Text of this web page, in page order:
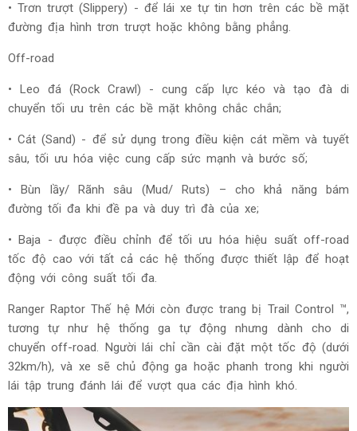
• Trơn trượt (Slippery) - để lái xe tự tin hơn trên các bề mặt
đường địa hình trơn trượt hoặc không bằng phẳng.
Off-road
• Leo đá (Rock Crawl) - cung cấp lực kéo và tạo đà di
chuyển tối ưu trên các bề mặt không chắc chắn;
• Cát (Sand) - để sử dụng trong điều kiện cát mềm và tuyết
sâu, tối ưu hóa việc cung cấp sức mạnh và bước số;
• Bùn lầy/ Rãnh sâu (Mud/ Ruts) – cho khả năng bám
đường tối đa khi đề pa và duy trì đà của xe;
• Baja - được điều chỉnh để tối ưu hóa hiệu suất off-road
tốc độ cao với tất cả các hệ thống được thiết lập để hoạt
động với công suất tối đa.
Ranger Raptor Thế hệ Mới còn được trang bị Trail Control ™,
tương tự như hệ thống ga tự động nhưng dành cho di
chuyển off-road. Người lái chỉ cần cài đặt một tốc độ (dưới
32km/h), và xe sẽ chủ động ga hoặc phanh trong khi người
lái tập trung đánh lái để vượt qua các địa hình khó.